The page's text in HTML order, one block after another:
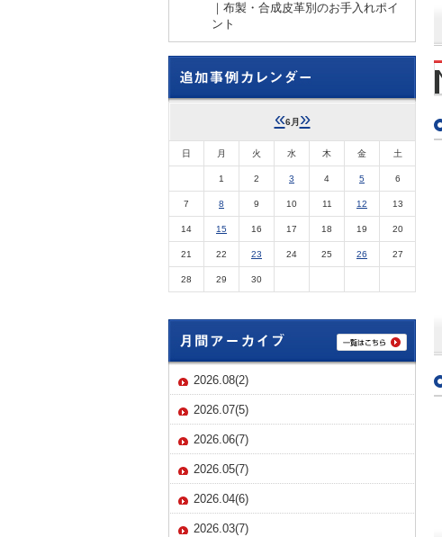
｜布製・合成皮革別のお手入れポイ
ント
«6月 »
日 月 火 水 木 金 土
1 2 3 4 5 6
7 8 9 10 11 12 13
14 15 16 17 18 19 20
21 22 23 24 25 26 27
28 29 30
2026.08(2)
2026.07(5)
2026.06(7)
2026.05(7)
2026.04(6)
2026.03(7)